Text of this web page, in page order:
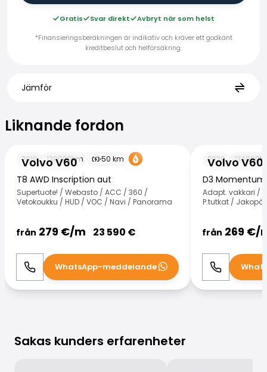
Gratis Svar direkt
Avbryt när som helst
*Finansieringsberäkningen är indikativ och kräver ett godkänt
kreditbeslut och helförsäkring.
Jämför
Liknande fordon
Volvo V60
2019 139000km 50 km
T8 AWD Inscription aut
Supertuote! / Webasto / ACC / 360 /
Vetokoukku / HUD / VOC / Navi / Panorama
från 279 €/m 23 590 €
Ring WhatsApp
WhatsApp-meddelande
Volvo V60
2020 134000
D3
Adapt. vakkari /
P.tutkat /
från 269 €/
Ring
Sakas kunders erfarenheter